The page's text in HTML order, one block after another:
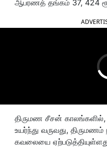
ஆபரணத் தங்கம் 37, 424
திருமண சீசன்
உயர்ந்து வருவது,
கவலையை